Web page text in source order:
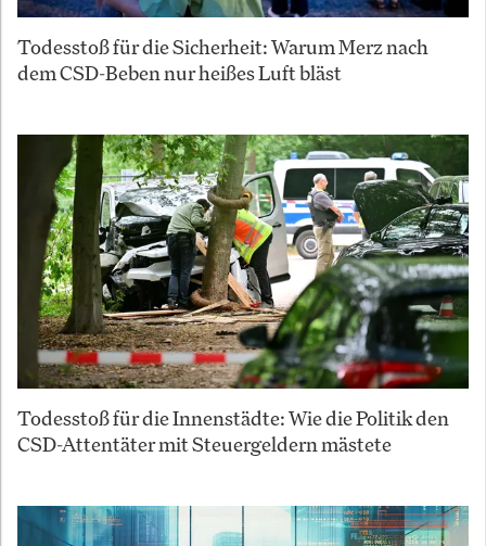
Todesstoß für die Sicherheit: Warum Merz nach
dem CSD-Beben nur heißes Luft bläst
Todesstoß für die Innenstädte: Wie die Politik den
CSD-Attentäter mit Steuergeldern mästete